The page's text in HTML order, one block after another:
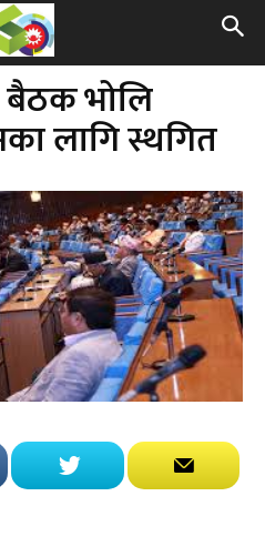
बैठक भोलि
लागि स्थगित